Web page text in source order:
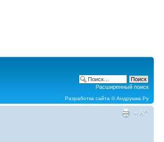
Расширенный поиск
Разработка сайта ©Андрушка.Ру